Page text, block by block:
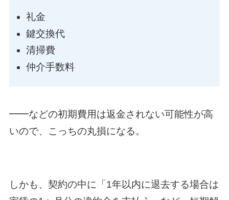
礼金
鍵交換代
清掃費
仲介手数料
━━などの初期費用は返金されない可能性が高
いので、こっちの丸損になる。
しかも、契約の中に「1年以内に退去する場合は